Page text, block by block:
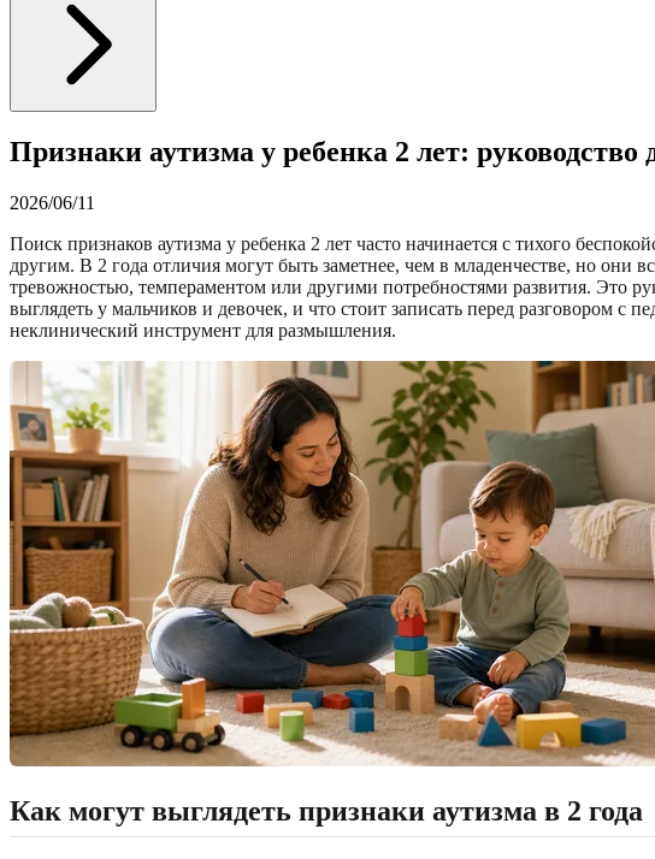
Признаки аутизма у ребенка 2 лет: руководство
2026/06/11
Поиск признаков аутизма у ребенка 2 лет часто начинается с тихого
другим. В 2 года отличия могут быть заметнее, чем в младенчестве, но
тревожностью, темпераментом или другими потребностями развития. Это
выглядеть у мальчиков и девочек, и что стоит записать перед разговором
неклинический инструмент для размышления.
Как могут выглядеть признаки аутизма в 2 года